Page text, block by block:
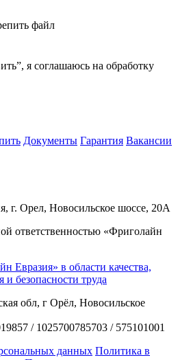
файл
я соглашаюсь на обработку
Документы Гарантия Вакансии
г. Орел, Новосильское шоссе, 20А
ответственностью «Фриголайн
в области качества,
и безопасности труда
обл, г Орёл, Новосильское
/ 1025700785703 / 575101001
данных Политика в